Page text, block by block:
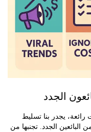
بنا تسليط
الجدد. تجنبها من